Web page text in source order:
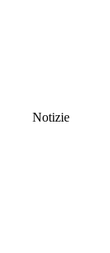
Notizie